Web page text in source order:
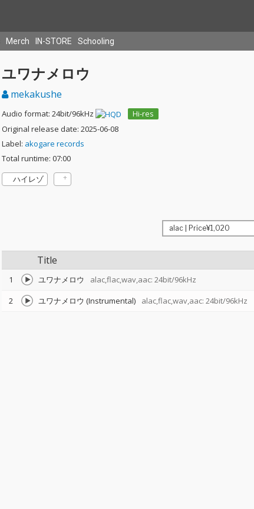
Merch IN-STORE Schooling
ユワナメロウ
mekakushe
Audio format: 24bit/96kHz
Hi-res
Original release date: 2025-06-08
Label: akogare records
Total runtime: 07:00
ハイレゾ
Title
1 ユワナメロウ alac,flac,wav,aac: 24bit/96kHz
2
ユワナメロウ (Instrumental) alac,flac,wav,aac: 24bit/96kHz